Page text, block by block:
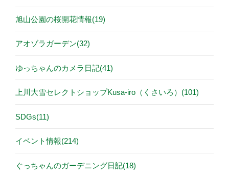
旭山公園の桜開花情報(19)
アオゾラガーデン(32)
ゆっちゃんのカメラ日記(41)
上川大雪セレクトショップKusa-iro（くさいろ）(101)
SDGs(11)
イベント情報(214)
ぐっちゃんのガーデニング日記(18)